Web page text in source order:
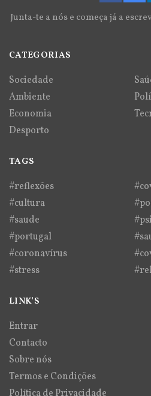
Junta-te a nós e começa já a
CATEGORIAS
Sociedade
Ambiente
Economia
Desporto
TAGS
#reflexões
#cultura
#saude
#portugal
#coronavírus
#stress
LINK'S
Entrar
Contacto
Sobre nós
Termos e Condições
Política de Privacidade